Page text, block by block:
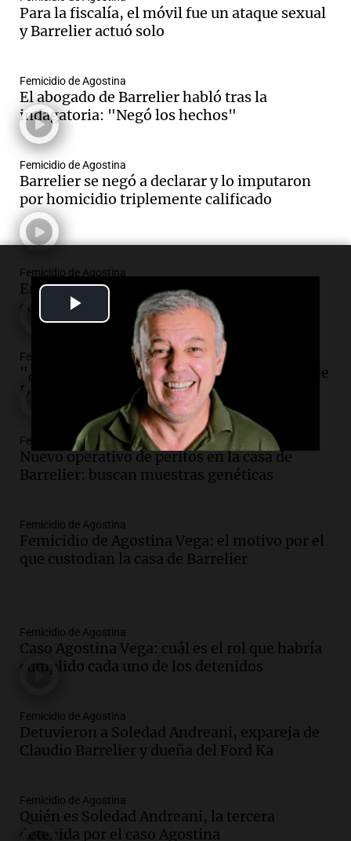
Video
Para la fiscalía, el móvil fue un ataque sexual
y Barrelier actuó solo
Femicidio de Agostina
El abogado de Barrelier habló tras la
indagatoria: "Negó los hechos"
Femicidio de Agostina
Barrelier se negó a declarar y lo imputaron
por homicidio triplemente calificado
Femicidio de Agostina
En los papeles, una joven de 22 años figura
como dueña de "Wachitas Bar"
Femicidio de Agostina
"¿Qué pasa con los hombres?”: el llamado de
Darín y el análisis de un psicólogo
Femicidio de Agostina
Nuevo operativo de peritos en la casa de
Barrelier: buscan muestras genéticas
Femicidio de Agostina
Femicidio de Agostina Vega: el motivo por el
que custodian la casa de Barrelier
Femicidio de Agostina
Caso Agostina Vega: cuál es el rol que habría
cumplido cada uno de los detenidos
Femicidio de Agostina
Detuvieron a Soledad Andreani, expareja de
Claudio Barrelier y dueña del Ford Ka
Femicidio de Agostina
Quién es Soledad Andreani, la tercera
detenida por el caso Agostina